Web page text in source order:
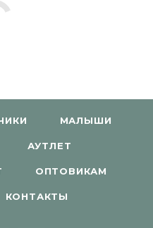
МАЛЫШИ
АУТЛЕТ
ОПТОВИКАМ
КОНТАКТЫ